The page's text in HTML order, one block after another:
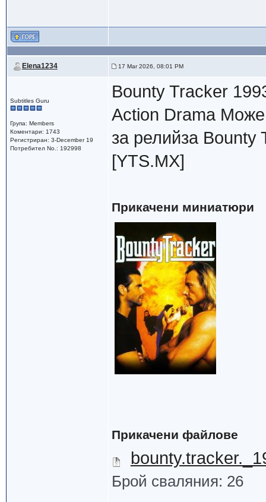
Elena1234 17 Mar 2026, 08:01 PM
Subtitles Guru
Група: Members
Коментари: 1743
Регистриран: 3-December 19
Потребител No.: 192998
Bounty Tracker
Action Drama Може
за релийзa Bounty
[YTS.MX]
Прикачени миниатюри
Прикачени файлове
Брой сваляния: 26